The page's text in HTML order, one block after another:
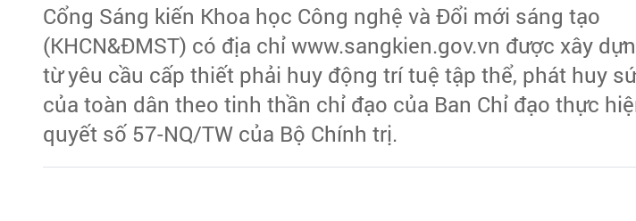
Cổng Sáng kiến Khoa học Công nghệ và Đổi mới sáng tạo
(KHCN&ĐMST) có địa chỉ www.sangkien.gov.vn được xây
từ yêu cầu cấp thiết phải huy động trí tuệ tập thể, phát huy
của toàn dân theo tinh thần chỉ đạo của Ban Chỉ đạo thực
quyết số 57-NQ/TW của Bộ Chính trị.